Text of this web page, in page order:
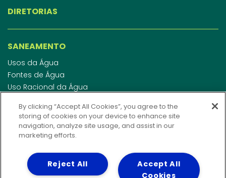
DIRETORIAS
SANEAMENTO
Usos da Água
Fontes de Água
Uso Racional da Água
Esgotamento Sanitário
Regulamento de Água e Esgoto
Indicadores de qualidade da água
INVESTIDORES
By clicking “Accept All Cookies”, you agree to the
storing of cookies on your device to enhance site
navigation, analyze site usage, and assist in our
marketing efforts.
Accept All
Cookies
Reject All